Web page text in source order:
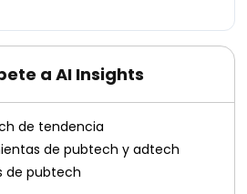
a AI Insights
de tendencia
de pubtech y adtech
de pubtech